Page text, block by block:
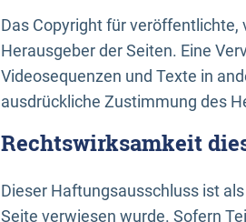
Das Copyright für
Herausgeber der Seiten. Eine
Videosequenzen und Texte in
ausdrückliche Zustimmung des
Rechtswirksamkeit
Dieser Haftungsausschluss ist
Seite verwiesen wurde. Sofern